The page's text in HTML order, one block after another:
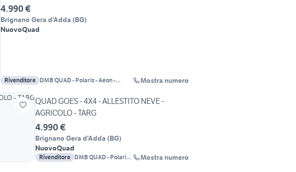
4.990 €
Brignano Gera d'Adda (BG)
NuovoQuad
Rivenditore DMB QUAD - Polaris - Aeon -
Mostra numero
QUAD GOES - 4X4 - ALLESTITO NEVE -
AGRICOLO - TARG
4.990 €
Brignano Gera d'Adda (BG)
NuovoQuad
Rivenditore DMB QUAD - Polaris -
Mostra numero